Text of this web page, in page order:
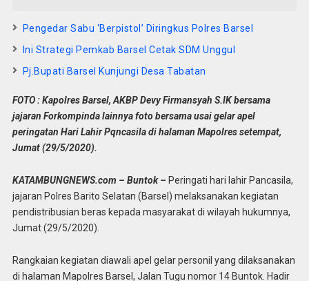
Pengedar Sabu ‘Berpistol’ Diringkus Polres Barsel
Ini Strategi Pemkab Barsel Cetak SDM Unggul
Pj.Bupati Barsel Kunjungi Desa Tabatan
FOTO : Kapolres Barsel, AKBP Devy Firmansyah S.IK bersama
jajaran Forkompinda lainnya foto bersama usai gelar apel
peringatan Hari Lahir Pqncasila di halaman Mapolres setempat,
Jumat (29/5/2020).
KATAMBUNGNEWS.com – Buntok – Peringati hari lahir Pancasila,
jajaran Polres Barito Selatan (Barsel) melaksanakan kegiatan
pendistribusian beras kepada masyarakat di wilayah hukumnya,
Jumat (29/5/2020).
Rangkaian kegiatan diawali apel gelar personil yang dilaksanakan
di halaman Mapolres Barsel, Jalan Tugu nomor 14 Buntok. Hadir